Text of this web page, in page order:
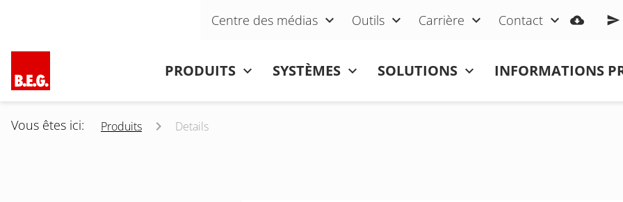
Aller au contenu
Centre des médias Outils Carrière Contact
PRODUITS SYSTÈMES SOLUTIONS INFORMATIONS
Vous êtes ici: Produits Details